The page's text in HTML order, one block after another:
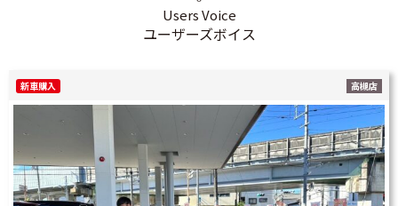
Users Voice
ユーザーズボイス
新車購入 高槻店